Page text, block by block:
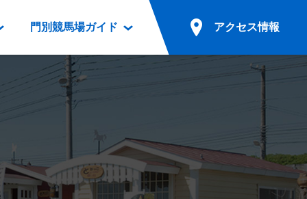
表ダウンロード
走体系図
電話・インターネット投票
実況・テレホンサービス
発売・払戻
門別競馬場ガイド
スカン
カフェ
ファンルーム
アクセス情報
公共の交通機関でのご来場